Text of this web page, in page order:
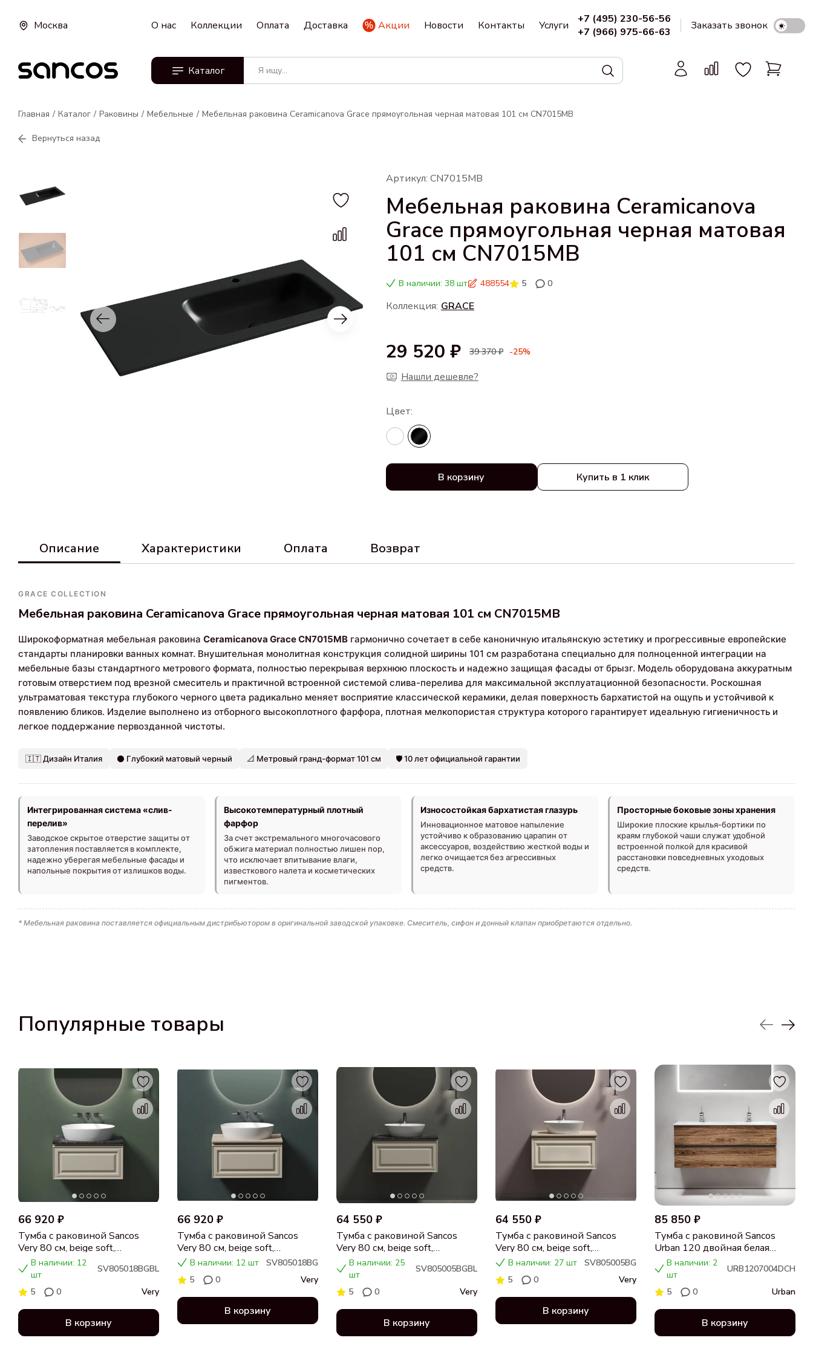
Москва О нас Коллекции Оплата Доставка Акции Новости Контакты Услуги
+7 (495) 230-56-56
+7 (966) 975-66-63
Заказать звонок
Каталог
Главная Каталог Раковины Мебельные Мебельная раковина Ceramicanova Grace прямоугольная черная матовая 101 см CN7015MB
Вернуться назад
Артикул: CN7015MB
Мебельная раковина Ceramicanova
Grace прямоугольная черная матовая
101 см CN7015MB
В наличии: 38 шт 488554 5 0
Коллекция: GRACE
29 520 ₽ 39 370 ₽ -25%
Нашли дешевле?
В корзину Купить в 1 клик
Описание Характеристики Оплата Возврат
GRACE COLLECTION
Мебельная раковина Ceramicanova Grace прямоугольная черная матовая 101 см CN7015MB
Широкоформатная мебельная раковина Ceramicanova Grace CN7015MB гармонично сочетает в себе каноничную итальянскую эстетику и прогрессивные европейские
стандарты планировки ванных комнат. Внушительная монолитная конструкция солидной ширины 101 см разработана специально для полноценной интеграции на
мебельные базы стандартного метрового формата, полностью перекрывая верхнюю плоскость и надежно защищая фасады от брызг. Модель оборудована аккуратным
готовым отверстием под врезной смеситель и практичной встроенной системой слива-перелива для максимальной эксплуатационной безопасности. Роскошная
ультраматовая текстура глубокого черного цвета радикально меняет восприятие классической керамики, делая поверхность бархатистой на ощупь и устойчивой к
появлению бликов. Изделие выполнено из отборного высокоплотного фарфора, плотная мелкопористая структура которого гарантирует идеальную гигиеничность и
легкое поддержание первозданной чистоты.
🇮🇹 Дизайн Италия ⚫ Глубокий матовый черный 📐 Метровый гранд-формат 101 см 🛡️ 10 лет официальной гарантии
Интегрированная система «слив-
перелив»
Заводское скрытое отверстие защиты от
затопления поставляется в комплекте,
надежно уберегая мебельные фасады и
напольные покрытия от излишков воды.
Высокотемпературный плотный
фарфор
За счет экстремального многочасового
обжига материал полностью лишен пор,
что исключает впитывание влаги,
известкового налета и косметических
пигментов.
Износостойкая бархатистая глазурь
Инновационное матовое напыление
устойчиво к образованию царапин от
аксессуаров, воздействию жесткой воды и
легко очищается без агрессивных
средств.
Просторные боковые зоны хранения
Широкие плоские крылья-бортики по
краям глубокой чаши служат удобной
встроенной полкой для красивой
расстановки повседневных уходовых
средств.
* Мебельная раковина поставляется официальным дистрибьютором в оригинальной заводской упаковке. Смеситель, сифон и донный клапан приобретаются отдельно.
Популярные товары
66 920 ₽
Тумба с раковиной Sancos
Very 80 см, beige soft,
столешница черный мрамор,
раковина CN5018
В наличии: 12
шт
SV805018BGBL
5
0 Very
В корзину
66 920 ₽
Тумба с раковиной Sancos
Very 80 см, beige soft,
столешница бежевая,
раковина CN5018
В наличии: 12 шт
SV805018BG
5
0 Very
В корзину
64 550 ₽
Тумба с раковиной Sancos
Very 80 см, beige soft,
столешница черный мрамор,
раковина CN5005
В наличии: 25
шт
SV805005BGBL
5
0 Very
В корзину
64 550 ₽
Тумба с раковиной Sancos
Very 80 см, beige soft,
столешница бежевая,
раковина CN5005
В наличии: 27 шт
SV805005BG
5
0 Very
В корзину
85 850 ₽
Тумба с раковиной Sancos
Urban 120 двойная белая
раковина CN7004, дуб
чарльстон
В наличии: 2
шт
URB1207004DCH
5
0 Urban
В корзину